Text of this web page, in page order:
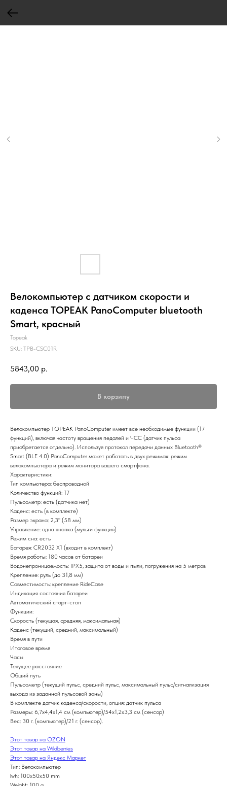
Велокомпьютер с датчиком скорости и
каденса TOPEAK PanoComputer bluetooth
Smart, красный
Topeak
SKU: TPB-CSC01R
5843,00 р.
В корзину
Велокомпьютер TOPEAK PanoComputer имеет все необходимые функции (17
функций), включая частоту вращения педалей и ЧСС (датчик пульса
приобретается отдельно). Используя протокол передачи данных Bluetooth®
Smart (BLE 4.0) PanoComputer может работать в двух режимах: режим
велокомпьютера и режим монитора вашего смартфона.
Характеристики:
Тип компьютера: беспроводной
Количество функций: 17
Пульсометр: есть (датчика нет)
Каденс: есть (в комплекте)
Размер экрана: 2,3" (58 мм)
Управление: одна кнопка (мульти функция)
Режим сна: есть
Батарея: CR2032 X1 (входит в комплект)
Время работы: 180 часов от батареи
Водонепроницаемость: IPX5, защита от воды и пыли, погружения на 5 метров
Крепление: руль (до 31,8 мм)
Совместимость: крепление RideCase
Индикация состояния батареи
Автоматический старт-стоп
Функции:
Скорость (текущая, средняя, максимальная)
Каденс (текущий, средний, максимальный)
Время в пути
Итоговое время
Часы
Текущее расстояние
Общий путь
Пульсометр (текущий пульс, средний пульс, максимальный пульс/сигнализация
выхода из заданной пульсовой зоны)
В комплекте датчик каденса/скорости, опция: датчик пульса
Размеры: 6,7x4,4x1,4 см (компьютер)/54x1,2x3,3 см (сенсор)
Вес: 30 г. (компьютер)/21 г. (сенсор).
Этот товар на OZON
Этот товар на Wildberries
Этот товар на Яндекс Маркет
Тип: Велокомпьютер
lwh: 100x50x50 mm